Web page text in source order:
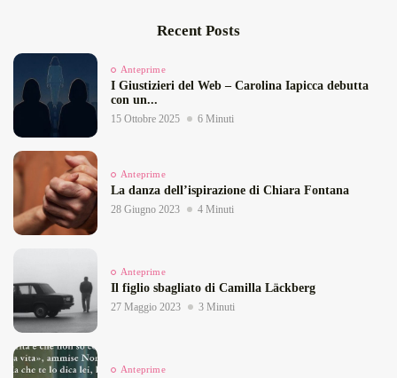
Recent Posts
Anteprime
I Giustizieri del Web – Carolina Iapicca debutta
con un...
15 Ottobre 2025 6 Minuti
Anteprime
La danza dell’ispirazione di Chiara Fontana
28 Giugno 2023 4 Minuti
Anteprime
Il figlio sbagliato di Camilla Läckberg
27 Maggio 2023 3 Minuti
Anteprime